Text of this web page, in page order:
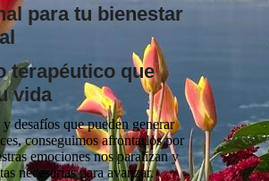
para tu bienestar
terapéutico que
vida
desafíos que pueden generar
conseguimos afrontarlos por
emociones nos paralizan y
necesarias para avanzar.